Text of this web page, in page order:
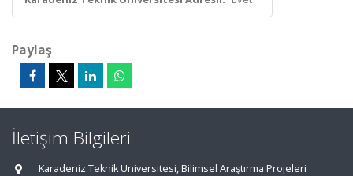
Paylaş
İletişim Bilgileri
Karadeniz Teknik Üniversitesi, Bilimsel Araştırma Projeleri